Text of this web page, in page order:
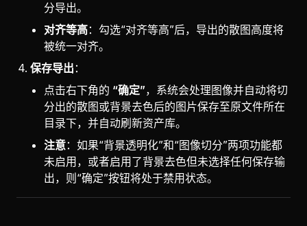
分导出。
对齐等高：勾选“对齐等高”后，导出的散图高度将
被统一对齐。
保存导出 ：
点击右下角的 “确定”，系统会处理图像并自动将切
分出的散图或背景去色后的图片保存至原文件所在
目录下，并自动刷新资产库。
注意：如果“背景透明化”和“图像切分”两项功能都
未启用，或者启用了背景去色但未选择任何保存输
出，则“确定”按钮将处于禁用状态。